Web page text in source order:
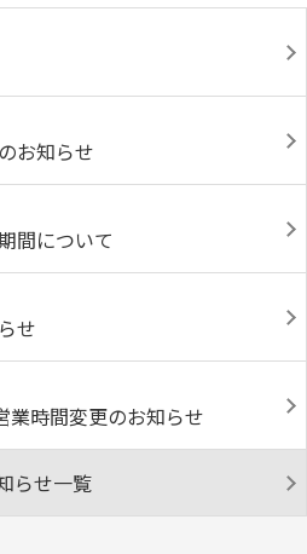
お知らせ
間について
せ
業時間変更のお知らせ
らせ一覧